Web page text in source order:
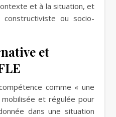
et à la situation, et
constructiviste ou socio-
et
comme « une
et régulée pour
dans une situation